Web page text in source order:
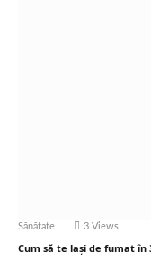
Sănătate 3 Views
Cum să te lași de fumat în